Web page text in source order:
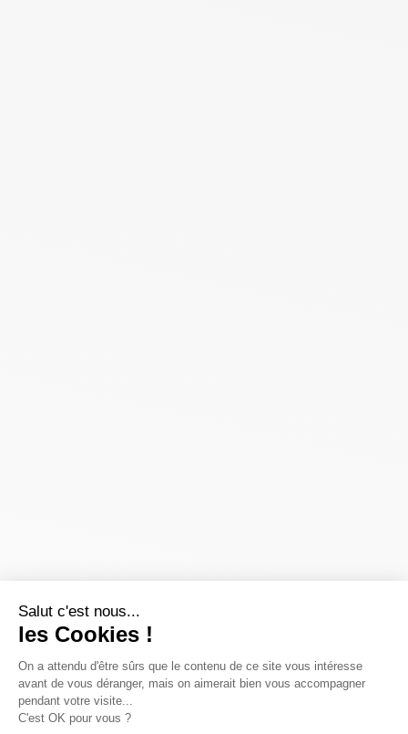
Salut c'est nous...
les Cookies !
On a attendu d'être sûrs que le contenu de ce site vous intéresse
avant de vous déranger, mais on aimerait bien vous accompagner
pendant votre visite...
C'est OK pour vous ?